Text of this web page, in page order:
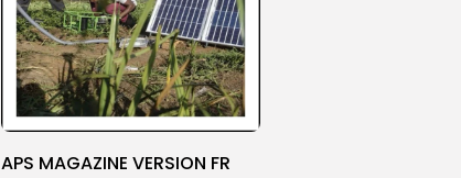
APS MAGAZINE VERSION FR